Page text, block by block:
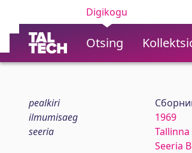
Digikogu
Otsing
pealkiri
ilmumisaeg
1969
seeria
Seeria B